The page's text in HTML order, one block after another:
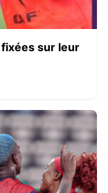
sur leur